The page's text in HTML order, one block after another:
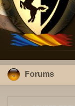
Forums